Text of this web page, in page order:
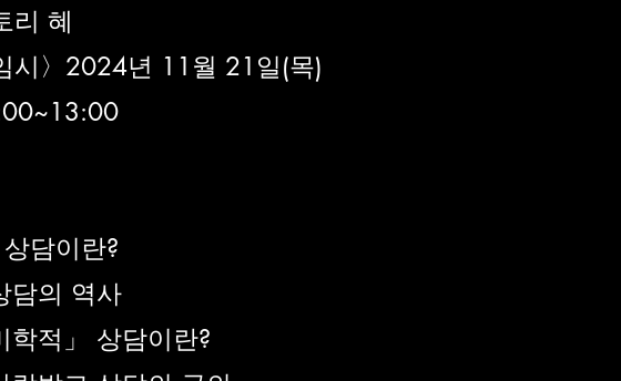
리 혜
시〉2024년 11월 21일(목)
담이란?
담의 역사
학적」 상담이란?